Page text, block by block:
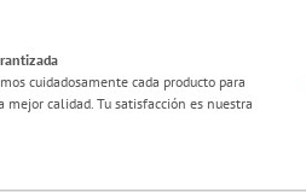
cuidadosamente cada producto para
mejor calidad. Tu satisfacción es nuestra